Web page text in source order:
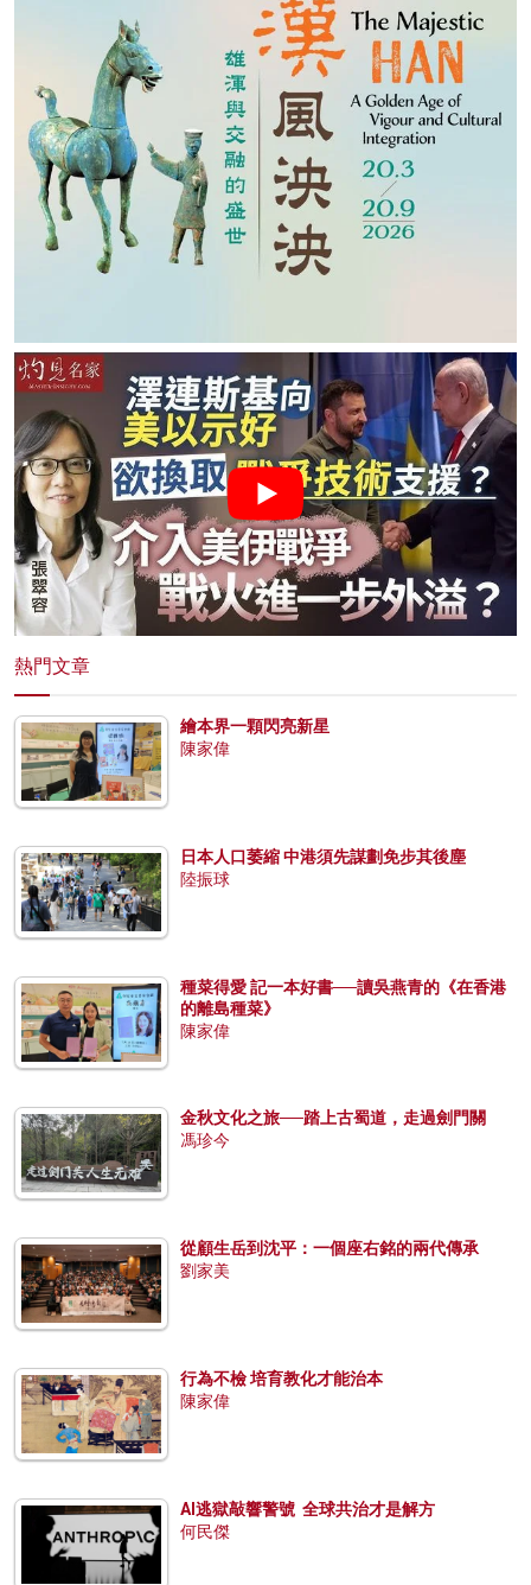
熱門文章
繪本界一顆閃亮新星
陳家偉
日本人口萎縮 中港須先謀劃免步其後塵
陸振球
種菜得愛 記一本好書──讀吳燕青的《在香港
的離島種菜》
陳家偉
金秋文化之旅──踏上古蜀道，走過劍門關
馮珍今
從顧生岳到沈平：一個座右銘的兩代傳承
劉家美
行為不檢 培育教化才能治本
陳家偉
AI逃獄敲響警號 全球共治才是解方
何民傑